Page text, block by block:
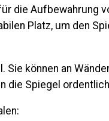
die Aufbewahrung
Platz, um den
können an
die Spiegel